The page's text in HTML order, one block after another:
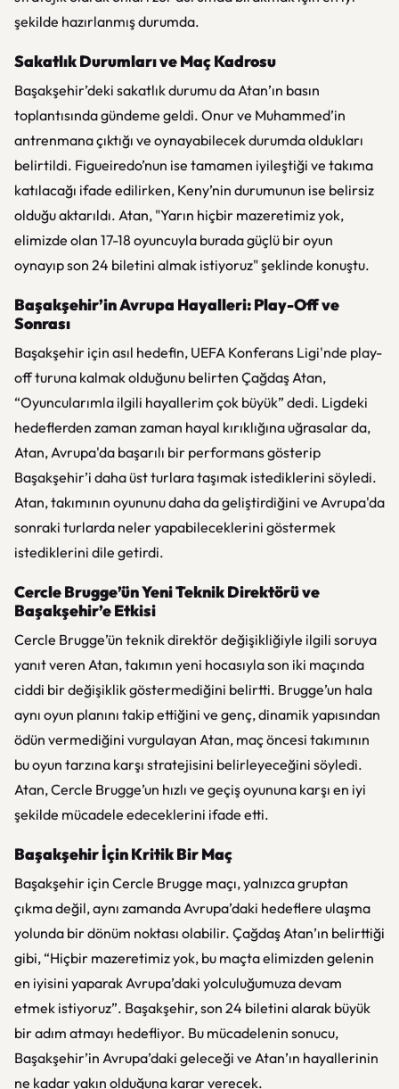
şekilde hazırlanmış durumda.
Sakatlık Durumları ve Maç Kadrosu
Başakşehir’deki sakatlık durumu da Atan’ın basın
toplantısında gündeme geldi. Onur ve Muhammed’in
antrenmana çıktığı ve oynayabilecek durumda oldukları
belirtildi. Figueiredo’nun ise tamamen iyileştiği ve takıma
katılacağı ifade edilirken, Keny’nin durumunun ise belirsiz
olduğu aktarıldı. Atan, "Yarın hiçbir mazeretimiz yok,
elimizde olan 17-18 oyuncuyla burada güçlü bir oyun
oynayıp son 24 biletini almak istiyoruz" şeklinde konuştu.
Başakşehir’in Avrupa Hayalleri: Play-Off ve
Sonrası
Başakşehir için asıl hedefin, UEFA Konferans Ligi'nde play-
off turuna kalmak olduğunu belirten Çağdaş Atan,
“Oyuncularımla ilgili hayallerim çok büyük” dedi. Ligdeki
hedeflerden zaman zaman hayal kırıklığına uğrasalar da,
Atan, Avrupa'da başarılı bir performans gösterip
Başakşehir’i daha üst turlara taşımak istediklerini söyledi.
Atan, takımının oyununu daha da geliştirdiğini ve Avrupa'da
sonraki turlarda neler yapabileceklerini göstermek
istediklerini dile getirdi.
Cercle Brugge’ün Yeni Teknik Direktörü ve
Başakşehir’e Etkisi
Cercle Brugge’ün teknik direktör değişikliğiyle ilgili soruya
yanıt veren Atan, takımın yeni hocasıyla son iki maçında
ciddi bir değişiklik göstermediğini belirtti. Brugge’un hala
aynı oyun planını takip ettiğini ve genç, dinamik yapısından
ödün vermediğini vurgulayan Atan, maç öncesi takımının
bu oyun tarzına karşı stratejisini belirleyeceğini söyledi.
Atan, Cercle Brugge’un hızlı ve geçiş oyununa karşı en iyi
şekilde mücadele edeceklerini ifade etti.
Başakşehir İçin Kritik Bir Maç
Başakşehir için Cercle Brugge maçı, yalnızca gruptan
çıkma değil, aynı zamanda Avrupa’daki hedeflere ulaşma
yolunda bir dönüm noktası olabilir. Çağdaş Atan’ın belirttiği
gibi, “Hiçbir mazeretimiz yok, bu maçta elimizden gelenin
en iyisini yaparak Avrupa’daki yolculuğumuza devam
etmek istiyoruz”. Başakşehir, son 24 biletini alarak büyük
bir adım atmayı hedefliyor. Bu mücadelenin sonucu,
Başakşehir’in Avrupa’daki geleceği ve Atan’ın hayallerinin
ne kadar yakın olduğuna karar verecek.